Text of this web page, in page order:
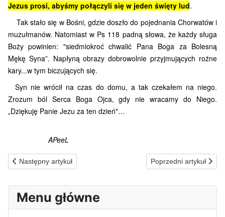
Jezus prosi, abyśmy połączyli się w jeden święty lud.
Tak stało się w Bośni, gdzie doszło do pojednania Chorwatów i
muzułmanów. Natomiast w Ps 118 padną słowa, że każdy sługa
Boży powinien: "siedmiokroć chwalić Pana Boga za Bolesną
Mękę Syna”. Napłyną obrazy dobrowolnie przyjmujących rożne
kary...w tym biczujących się.
Syn nie wrócił na czas do domu, a tak czekałem na niego.
Zrozum ból Serca Boga Ojca, gdy nie wracamy do Niego.
„Dziękuję Panie Jezu za ten dzień"…
APeeL
Poprzednia strona: 16.05.1994(p) ŚCIEŻKA PROWADZĄCA DO
Następny artykuł Następna strona:
Poprzedni artykuł
Menu główne